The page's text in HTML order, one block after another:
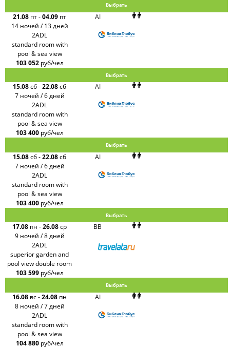
Выбрать
21.08 пт-04.09 пт
14 ночей / 13 дней
AI
2ADL
standard room with
pool & sea view
103 052 руб/чел
Выбрать
15.08сб-22.08сб
7 ночей / 6 дней
AI
2ADL
standard room with
pool & sea view
103 400 руб/чел
Выбрать
15.08сб-22.08сб
7 ночей / 6 дней
AI
2ADL
standard room with
pool & sea view
103 400 руб/чел
Выбрать
17.08 пн -26.08ср
9 ночей / 8 дней
BB
2ADL
superior garden and
pool view double room
103 599 руб/чел
Выбрать
16.08 вс-24.08 пн
8 ночей / 7 дней
AI
2ADL
standard room with
pool & sea view
104 880 руб/чел